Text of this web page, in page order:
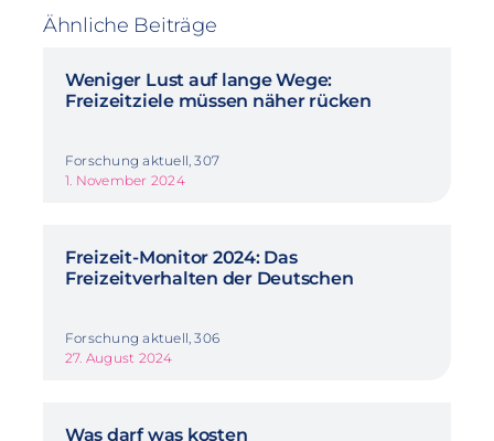
Ähnliche Beiträge
Weniger Lust auf lange Wege:
Freizeitziele müssen näher rücken
Forschung aktuell, 307
1. November 2024
Freizeit-Monitor 2024: Das
Freizeitverhalten der Deutschen
Forschung aktuell, 306
27. August 2024
Was darf was kosten